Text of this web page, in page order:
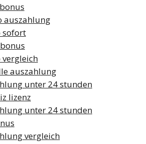
auszahlung
sofort
auszahlung
unter 24 stunden
lizenz
unter 24 stunden
vergleich